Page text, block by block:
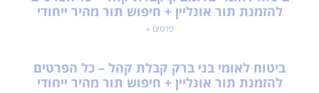
להזמנת תור אונליין + חיפוש תור מהיר ייחודי
פרטים »
ביטוח לאומי בני ברק קבלת קהל – כל הפרטים
להזמנת תור אונליין + חיפוש תור מהיר ייחודי